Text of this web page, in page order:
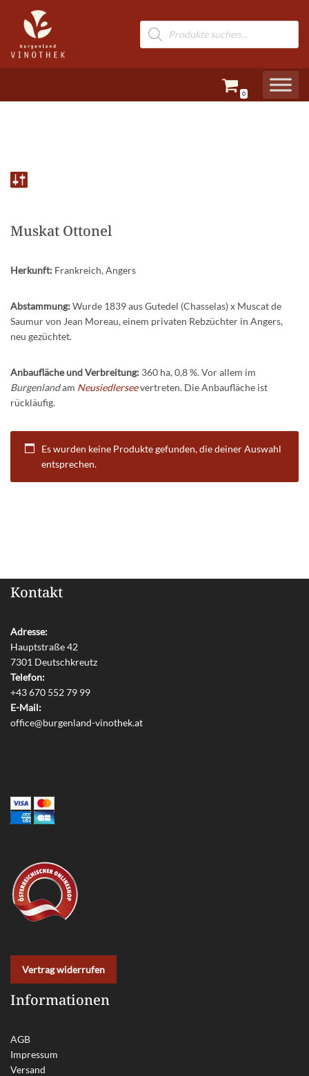
Zum
Inhalt
springen
0
Muskat Ottonel
Herkunft: Frankreich, Angers
Abstammung:Wurde 1839 aus Gutedel (Chasselas) x Muscat de
Saumur von Jean Moreau, einem privaten Rebzüchter in Angers,
neu gezüchtet.
Anbaufläche und Verbreitung: 360 ha, 0,8 %. Vor allem im
Burgenlandam Neusiedlerseevertreten. Die Anbaufläche ist
rückläufig.
Es wurden keine Produkte gefunden, die deiner Auswahl
entsprechen.
Kontakt
Adresse:
Hauptstraße 42
7301 Deutschkreutz
Telefon:
+43 670 552 79 99
E-Mail:
office@burgenland-vinothek.at
Vertrag widerrufen
Informationen
AGB
Impressum
Versand